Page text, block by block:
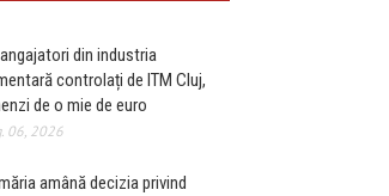
din industria
controlați de ITM Cluj,
de o mie de euro
06, 2026
amână decizia privind